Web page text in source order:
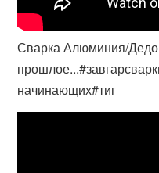
Сварка Алюминия/
начинающих#тиг